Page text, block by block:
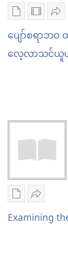
ထာဝရ
စံစား
ကြ​
—
ဆက်
ထာဝရ
စံစား
ကြ​
—
ဆက်
မိတ်
ဆက်
စာပေ
ကူး
ယူ
ရာ
များ
ပျော်
စရာ
ဘဝ
ထာဝရ
စံစား
ကြ​
ဗီဒီယို
ကူး
ယူ
များ
ပျော်
စရာ
ဘဝ
ထာဝရ
စံစား
ကြ​
ဝေမျှ
ပါ
ပျ
စရာ
ကြ​
—
ကျ
ကို
ပါ
ပျော်စရာဘဝ
လေ့လာသင်ယူ
စာပေ
ကူး
ဝေမျှ
ပါ
Examining